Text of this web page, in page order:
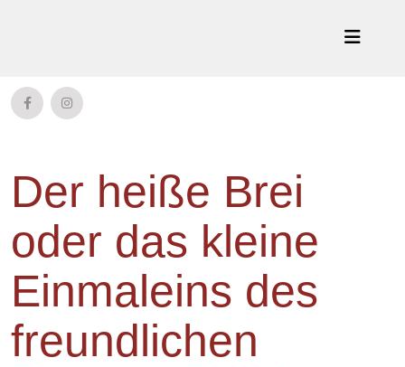
Der heiße Brei
oder das kleine
Einmaleins des
freundlichen